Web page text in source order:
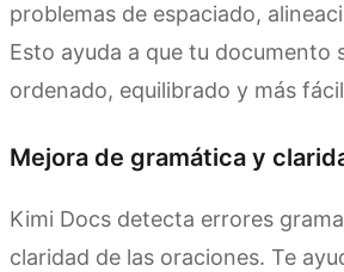
problemas de espaciado,
Esto ayuda a que tu documento
ordenado, equilibrado y más
Mejora de gramática y
Kimi Docs detecta errores
claridad de las oraciones. Te